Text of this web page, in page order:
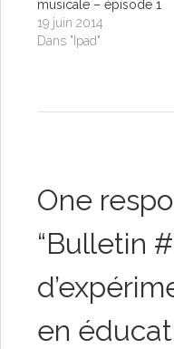
musicale – épisode 1
19 juin 2014
Dans "Ipad"
One
“Bulletin
en